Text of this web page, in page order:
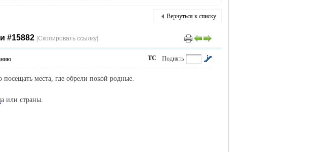
Вернуться к списку
#15882 [Скопировать ссылку]
Поднять
ТС
места, где обрели покой родные.
а или страны.